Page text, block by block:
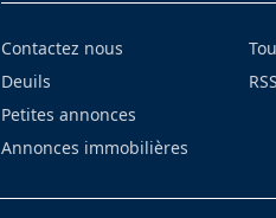
Contactez nous
Deuils
Petites annonces
Annonces immobilières
RSS